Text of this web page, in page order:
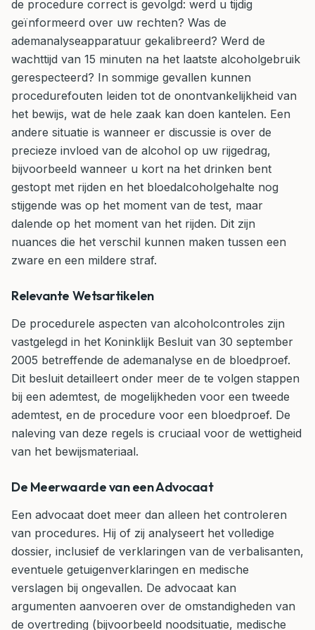
de procedure correct is gevolgd: werd u tijdig
geïnformeerd over uw rechten? Was de
ademanalyseapparatuur gekalibreerd? Werd de
wachttijd van 15 minuten na het laatste alcoholgebruik
gerespecteerd? In sommige gevallen kunnen
procedurefouten leiden tot de onontvankelijkheid van
het bewijs, wat de hele zaak kan doen kantelen. Een
andere situatie is wanneer er discussie is over de
precieze invloed van de alcohol op uw rijgedrag,
bijvoorbeeld wanneer u kort na het drinken bent
gestopt met rijden en het bloedalcoholgehalte nog
stijgende was op het moment van de test, maar
dalende op het moment van het rijden. Dit zijn
nuances die het verschil kunnen maken tussen een
zware en een mildere straf.
Relevante Wetsartikelen
De procedurele aspecten van alcoholcontroles zijn
vastgelegd in het Koninklijk Besluit van 30 september
2005 betreffende de ademanalyse en de bloedproef.
Dit besluit detailleert onder meer de te volgen stappen
bij een ademtest, de mogelijkheden voor een tweede
ademtest, en de procedure voor een bloedproef. De
naleving van deze regels is cruciaal voor de wettigheid
van het bewijsmateriaal.
De Meerwaarde van een Advocaat
Een advocaat doet meer dan alleen het controleren
van procedures. Hij of zij analyseert het volledige
dossier, inclusief de verklaringen van de verbalisanten,
eventuele getuigenverklaringen en medische
verslagen bij ongevallen. De advocaat kan
argumenten aanvoeren over de omstandigheden van
de overtreding (bijvoorbeeld noodsituatie, medische